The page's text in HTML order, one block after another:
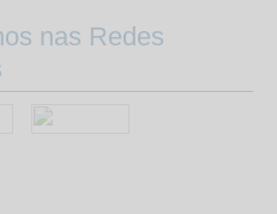
nas Redes